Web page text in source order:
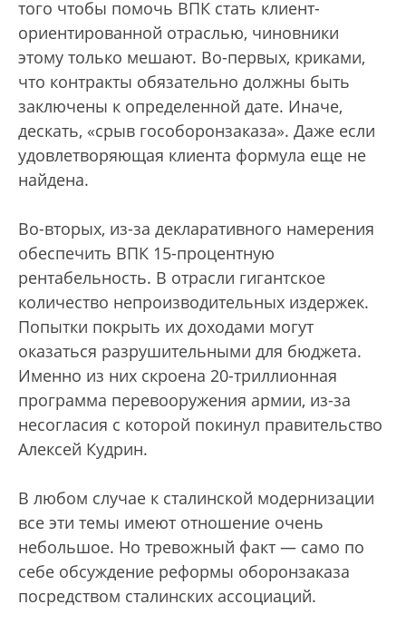
того чтобы помочь ВПК стать клиент-
ориентированной отраслью, чиновники
этому только мешают. Во-первых, криками,
что контракты обязательно должны быть
заключены к определенной дате. Иначе,
дескать, «срыв гособоронзаказа». Даже если
удовлетворяющая клиента формула еще не
найдена.
Во-вторых, из-за декларативного намерения
обеспечить ВПК 15-процентную
рентабельность. В отрасли гигантское
количество непроизводительных издержек.
Попытки покрыть их доходами могут
оказаться разрушительными для бюджета.
Именно из них скроена 20-триллионная
программа перевооружения армии, из-за
несогласия с которой покинул правительство
Алексей Кудрин.
В любом случае к сталинской модернизации
все эти темы имеют отношение очень
небольшое. Но тревожный факт — само по
себе обсуждение реформы оборонзаказа
посредством сталинских ассоциаций.